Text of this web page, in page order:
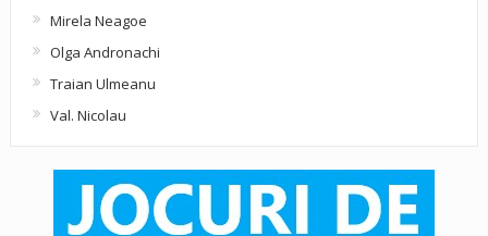
Mirela Neagoe
Olga Andronachi
Traian Ulmeanu
Val. Nicolau